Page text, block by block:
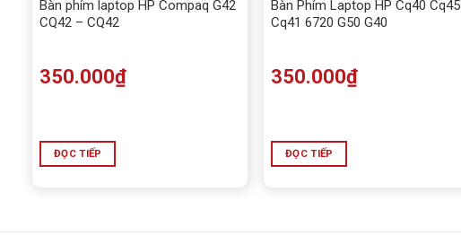
Bàn phím laptop HP Compaq G42
CQ42 – CQ42
350.000₫
ĐỌC TIẾP
Bàn Phím Laptop HP Cq40 Cq45
Cq41 6720 G50 G40
350.000₫
ĐỌC TIẾP